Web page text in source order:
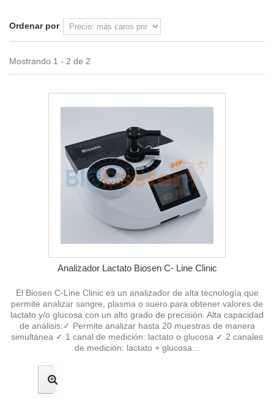
Ordenar por
Mostrando 1 - 2 de 2
Analizador Lactato Biosen C- Line Clinic
El Biosen C-Line Clinic es un analizador de alta tecnología que
permite analizar sangre, plasma o suero para obtener valores de
lactato y/o glucosa con un alto grado de precisión. Alta capacidad
de análisis:✓ Permite analizar hasta 20 muestras de manera
simultánea ✓ 1 canal de medición: lactato o glucosa ✓ 2 canales
de medición: lactato + glucosa...